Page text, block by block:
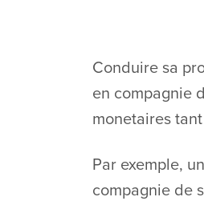
Conduire sa
en compagnie
monetaires
Par exemple,
compagnie de